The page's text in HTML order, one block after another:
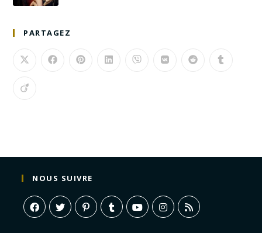
PARTAGEZ
NOUS SUIVRE